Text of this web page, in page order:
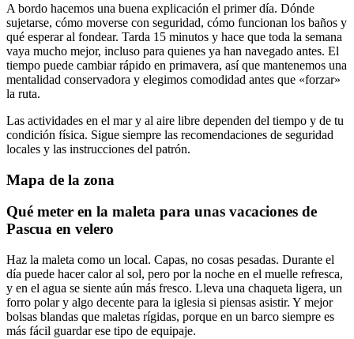
A bordo hacemos una buena explicación el primer día. Dónde
sujetarse, cómo moverse con seguridad, cómo funcionan los baños y
qué esperar al fondear. Tarda 15 minutos y hace que toda la semana
vaya mucho mejor, incluso para quienes ya han navegado antes. El
tiempo puede cambiar rápido en primavera, así que mantenemos una
mentalidad conservadora y elegimos comodidad antes que «forzar»
la ruta.
Las actividades en el mar y al aire libre dependen del tiempo y de tu
condición física. Sigue siempre las recomendaciones de seguridad
locales y las instrucciones del patrón.
Mapa de la zona
Qué meter en la maleta para unas vacaciones de
Pascua en velero
Haz la maleta como un local. Capas, no cosas pesadas. Durante el
día puede hacer calor al sol, pero por la noche en el muelle refresca,
y en el agua se siente aún más fresco. Lleva una chaqueta ligera, un
forro polar y algo decente para la iglesia si piensas asistir. Y mejor
bolsas blandas que maletas rígidas, porque en un barco siempre es
más fácil guardar ese tipo de equipaje.